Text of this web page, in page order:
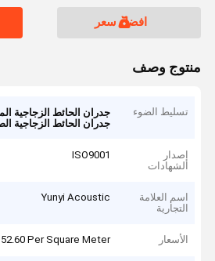
افضل سعر
منتوج وصف
تسليط الضوء جدران الحائط الزجاجية
جدران الحائط الزجاجية
إصدار
الشهادات
ISO9001
اسم العلامة
التجارية
Yunyi Acoustic
الأسعار Per Square Meter